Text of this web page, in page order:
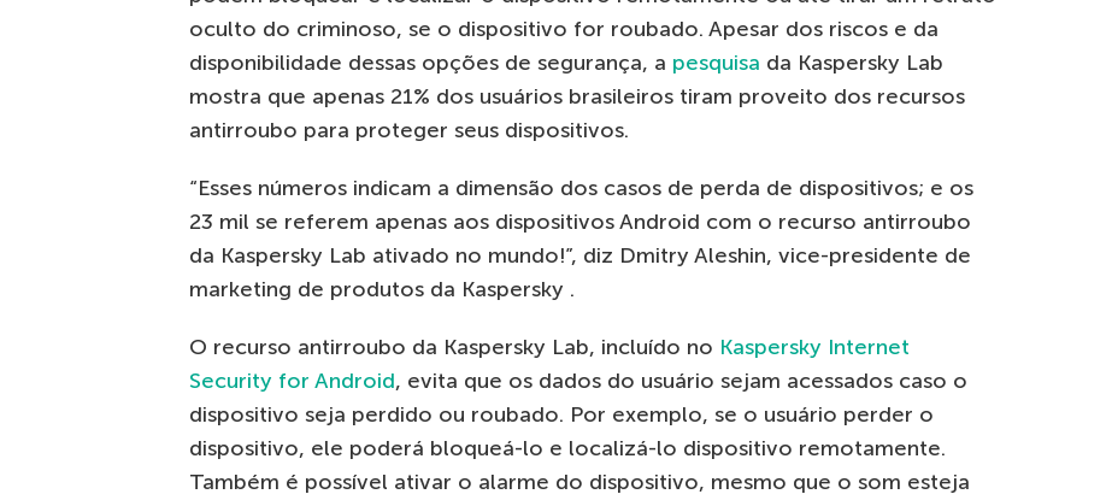
oculto do criminoso, se o dispositivo for roubado. Apesar dos riscos e da
disponibilidade dessas opções de segurança, a pesquisa da Kaspersky Lab
mostra que apenas 21% dos usuários brasileiros tiram proveito dos recursos
antirroubo para proteger seus dispositivos.
“Esses números indicam a dimensão dos casos de perda de dispositivos; e os
23 mil se referem apenas aos dispositivos Android com o recurso antirroubo
da Kaspersky Lab ativado no mundo!”, diz Dmitry Aleshin, vice-presidente de
marketing de produtos da Kaspersky .
O recurso antirroubo da Kaspersky Lab, incluído no Kaspersky Internet
Security for Android, evita que os dados do usuário sejam acessados caso o
dispositivo seja perdido ou roubado. Por exemplo, se o usuário perder o
dispositivo, ele poderá bloqueá-lo e localizá-lo dispositivo remotamente.
Também é possível ativar o alarme do dispositivo, mesmo que o som esteja